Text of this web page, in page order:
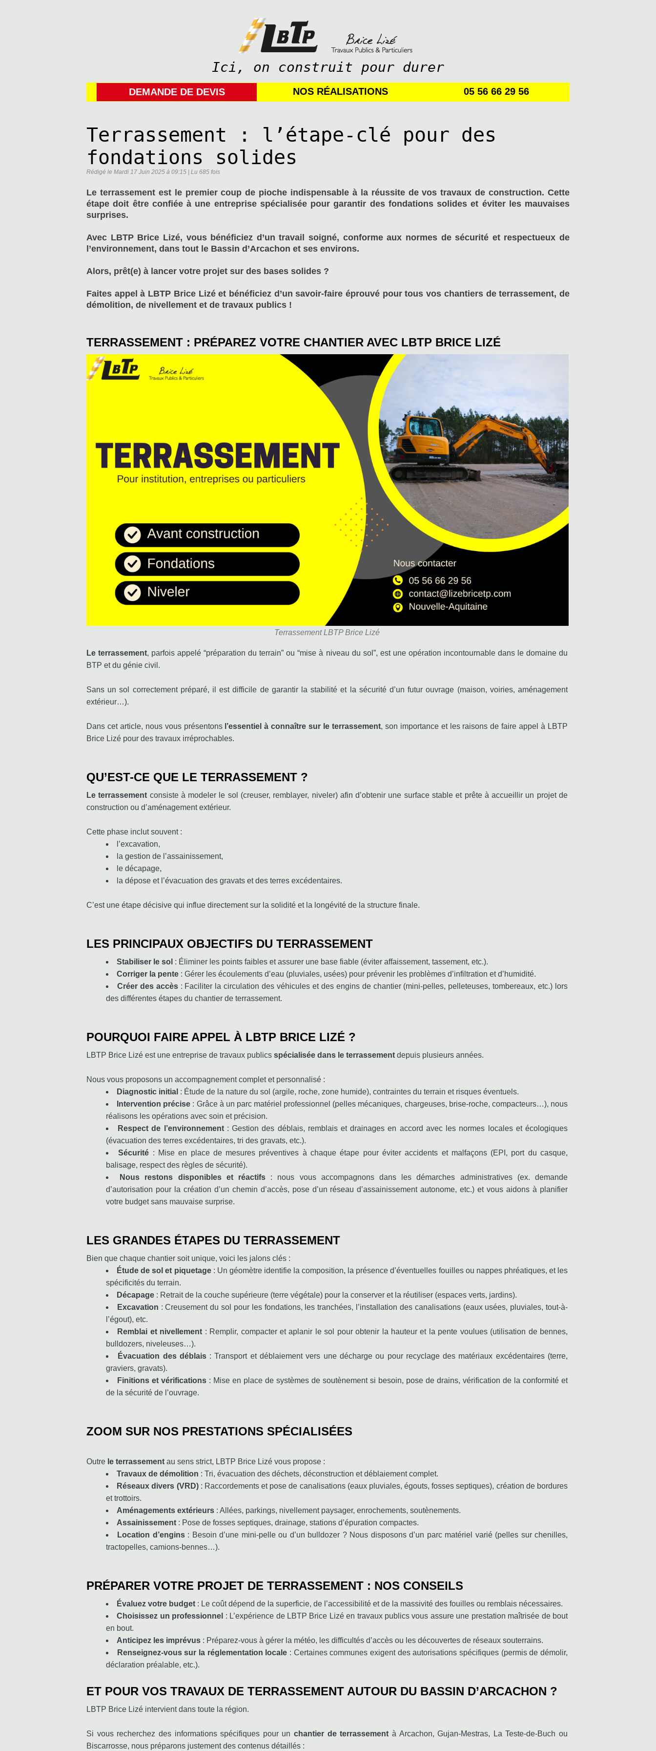
Ici, on construit pour durer
DEMANDE DE DEVIS NOS RÉALISATIONS 05 56 66 29 56
Terrassement : l’étape-clé pour des
fondations solides
Rédigé le Mardi 17 Juin 2025 à 09:15 | Lu 685 fois
Le terrassement est le premier coup de pioche indispensable à la réussite de vos travaux de construction. Cette
étape doit être confiée à une entreprise spécialisée pour garantir des fondations solides et éviter les mauvaises
surprises.
Avec LBTP Brice Lizé, vous bénéficiez d’un travail soigné, conforme aux normes de sécurité et respectueux de
l’environnement, dans tout le Bassin d’Arcachon et ses environs.
Alors, prêt(e) à lancer votre projet sur des bases solides ?
Faites appel à LBTP Brice Lizé et bénéficiez d’un savoir-faire éprouvé pour tous vos chantiers de terrassement, de
démolition, de nivellement et de travaux publics !
TERRASSEMENT : PRÉPAREZ VOTRE CHANTIER AVEC LBTP BRICE LIZÉ
Terrassement LBTP Brice Lizé
Le terrassement, parfois appelé “préparation du terrain” ou “mise à niveau du sol”, est une opération incontournable dans le domaine du
BTP et du génie civil.
Sans un sol correctement préparé, il est difficile de garantir la stabilité et la sécurité d’un futur ouvrage (maison, voiries, aménagement
extérieur…).
Dans cet article, nous vous présentons l’essentiel à connaître sur le terrassement, son importance et les raisons de faire appel à LBTP
Brice Lizé pour des travaux irréprochables.
QU’EST-CE QUE LE TERRASSEMENT ?
Le terrassement consiste à modeler le sol (creuser, remblayer, niveler) afin d’obtenir une surface stable et prête à accueillir un projet de
construction ou d’aménagement extérieur.
Cette phase inclut souvent :
l’excavation,
la gestion de l’assainissement,
le décapage,
la dépose et l’évacuation des gravats et des terres excédentaires.
C’est une étape décisive qui influe directement sur la solidité et la longévité de la structure finale.
LES PRINCIPAUX OBJECTIFS DU TERRASSEMENT
Stabiliser le sol : Éliminer les points faibles et assurer une base fiable (éviter affaissement, tassement, etc.).
Corriger la pente : Gérer les écoulements d’eau (pluviales, usées) pour prévenir les problèmes d’infiltration et d’humidité.
Créer des accès: Faciliter la circulation des véhicules et des engins de chantier (mini-pelles, pelleteuses, tombereaux, etc.) lors
des différentes étapes du chantier de terrassement.
POURQUOI FAIRE APPEL À LBTP BRICE LIZÉ ?
LBTP Brice Lizé est une entreprise de travaux publics spécialisée dans le terrassement depuis plusieurs années.
Nous vous proposons un accompagnement complet et personnalisé :
Diagnostic initial : Étude de la nature du sol (argile, roche, zone humide), contraintes du terrain et risques éventuels.
Intervention précise : Grâce à un parc matériel professionnel (pelles mécaniques, chargeuses, brise-roche, compacteurs…), nous
réalisons les opérations avec soin et précision.
Respect de l’environnement: Gestion des déblais, remblais et drainages en accord avec les normes locales et écologiques
(évacuation des terres excédentaires, tri des gravats, etc.).
Sécurité : Mise en place de mesures préventives à chaque étape pour éviter accidents et malfaçons (EPI, port du casque,
balisage, respect des règles de sécurité).
Nous restons disponibles et réactifs : nous vous accompagnons dans les démarches administratives (ex. demande
d’autorisation pour la création d’un chemin d’accès, pose d’un réseau d’assainissement autonome, etc.) et vous aidons à planifier
votre budget sans mauvaise surprise.
LES GRANDES ÉTAPES DU TERRASSEMENT
Bien que chaque chantier soit unique, voici les jalons clés :
Étude de sol et piquetage : Un géomètre identifie la composition, la présence d’éventuelles fouilles ou nappes phréatiques, et les
spécificités du terrain.
Décapage : Retrait de la couche supérieure (terre végétale) pour la conserver et la réutiliser (espaces verts, jardins).
Excavation : Creusement du sol pour les fondations, les tranchées, l’installation des canalisations (eaux usées, pluviales, tout-à-
l’égout), etc.
Remblai et nivellement : Remplir, compacter et aplanir le sol pour obtenir la hauteur et la pente voulues (utilisation de bennes,
bulldozers, niveleuses…).
Évacuation des déblais : Transport et déblaiement vers une décharge ou pour recyclage des matériaux excédentaires (terre,
graviers, gravats).
Finitions et vérifications : Mise en place de systèmes de soutènement si besoin, pose de drains, vérification de la conformité et
de la sécurité de l’ouvrage.
ZOOM SUR NOS PRESTATIONS SPÉCIALISÉES
Outre le terrassement au sens strict, LBTP Brice Lizé vous propose :
Travaux de démolition : Tri, évacuation des déchets, déconstruction et déblaiement complet.
Réseaux divers (VRD): Raccordements et pose de canalisations (eaux pluviales, égouts, fosses septiques), création de bordures
et trottoirs.
Aménagements extérieurs : Allées, parkings, nivellement paysager, enrochements, soutènements.
Assainissement : Pose de fosses septiques, drainage, stations d’épuration compactes.
Location d’engins: Besoin d’une mini-pelle ou d’un bulldozer ? Nous disposons d’un parc matériel varié (pelles sur chenilles,
tractopelles, camions-bennes…).
PRÉPARER VOTRE PROJET DE TERRASSEMENT : NOS CONSEILS
Évaluez votre budget : Le coût dépend de la superficie, de l’accessibilité et de la massivité des fouilles ou remblais nécessaires.
Choisissez un professionnel : L’expérience de LBTP Brice Lizé en travaux publics vous assure une prestation maîtrisée de bout
en bout.
Anticipez les imprévus : Préparez-vous à gérer la météo, les difficultés d’accès ou les découvertes de réseaux souterrains.
Renseignez-vous sur la réglementation locale : Certaines communes exigent des autorisations spécifiques (permis de démolir,
déclaration préalable, etc.).
ET POUR VOS TRAVAUX DE TERRASSEMENT AUTOUR DU BASSIN D’ARCACHON ?
LBTP Brice Lizé intervient dans toute la région.
Si vous recherchez des informations spécifiques pour un chantier de terrassement à Arcachon, Gujan-Mestras, La Teste-de-Buch ou
Biscarrosse, nous préparons justement des contenus détaillés :